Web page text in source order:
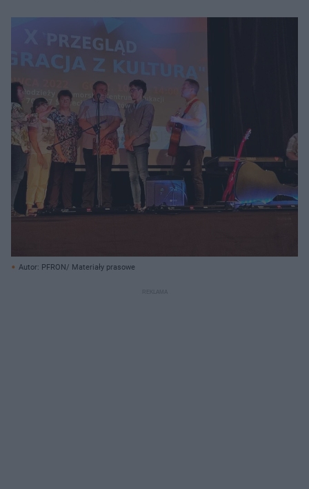
Autor: PFRON/ Materiały prasowe